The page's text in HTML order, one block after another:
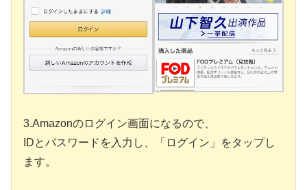
3.Amazonのログイン画面になるので、
IDとパスワードを入力し、「ログイン」をタップし
ます。